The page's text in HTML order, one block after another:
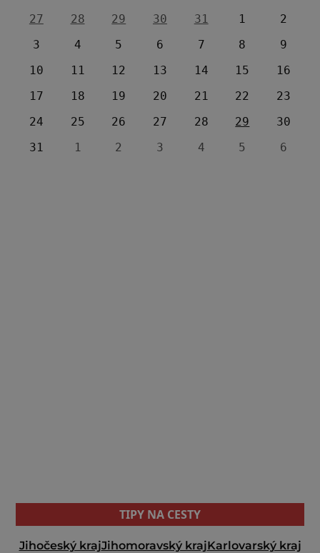
27
28 29 30 31 1
2
3
4 5 6 7 8
9
10
11 12 13 14 15
16
17
18 19 20 21 22
23
24
25 26 27 28 29
30
31
1 2 3 4 5 6
TIPY NA CESTY
Jihočeský krajJihomoravský krajKarlovarský kraj